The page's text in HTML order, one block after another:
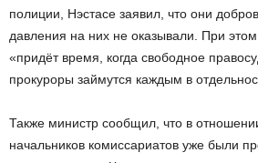
полиции, Нэстасе заявил, что они
давления на них не оказывали. При
«придёт время, когда свободное
прокуроры займутся каждым в
Также министр сообщил, что в
начальников комиссариатов уже были